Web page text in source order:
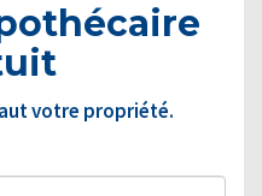
votre propriété.